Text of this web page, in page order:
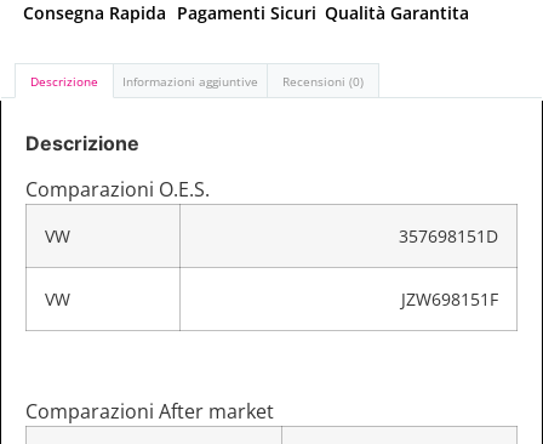
Consegna Rapida Pagamenti Sicuri Qualità Garantita
Descrizione Informazioni aggiuntive Recensioni (0)
Descrizione
Comparazioni O.E.S.
VW 357698151D
VW JZW698151F
Comparazioni After market